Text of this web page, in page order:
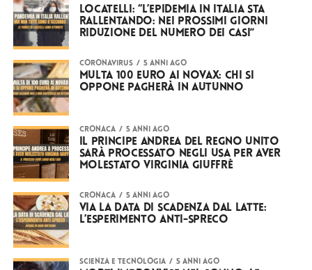
Locatelli: “L’epidemia in Italia sta
rallentando: nei prossimi giorni
riduzione del numero dei casi”
CORONAVIRUS 5 anni ago
Multa 100 euro ai novax: chi si
oppone pagherà in autunno
CRONACA 5 anni ago
Il principe Andrea del Regno Unito
sarà processato negli USA per aver
molestato Virginia Giuffrè
CRONACA 5 anni ago
Via la data di scadenza dal latte:
l’esperimento anti-spreco
SCIENZA E TECNOLOGIA 5 anni ago